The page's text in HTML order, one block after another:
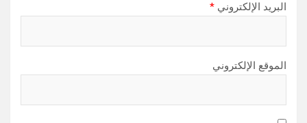
البريد الإلكتروني *
الموقع الإلكتروني